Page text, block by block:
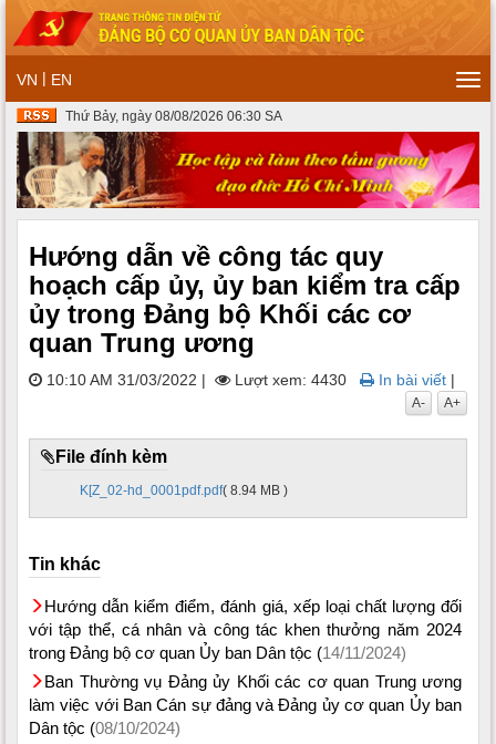
VN | EN
Thứ Bảy, ngày 08/08/2026 06:30 SA
Hướng dẫn về công tác quy
hoạch cấp ủy, ủy ban kiểm tra cấp
ủy trong Đảng bộ Khối các cơ
quan Trung ương
10:10 AM 31/03/2022 | Lượt xem: 4430 In bài viết |
A+
A-
File đính kèm
K[Z_02-hd_0001pdf.pdf( 8.94 MB )
Tin khác
Hướng dẫn kiểm điểm, đánh giá, xếp loại chất lượng đối
với tập thể, cá nhân và công tác khen thưởng năm 2024
trong Đảng bộ cơ quan Ủy ban Dân tộc (14/11/2024)
Ban Thường vụ Đảng ủy Khối các cơ quan Trung ương
làm việc với Ban Cán sự đảng và Đảng ủy cơ quan Ủy ban
Dân tộc (08/10/2024)